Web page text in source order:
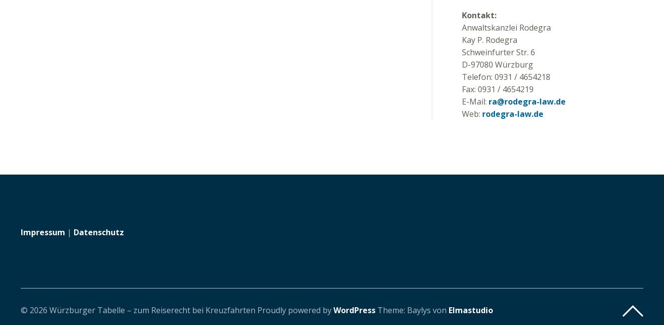
Kontakt:
Anwaltskanzlei Rodegra
Kay P. Rodegra
Schweinfurter Str. 6
D-97080 Würzburg
Telefon: 0931 / 4654218
Fax: 0931 / 4654219
E-Mail: ra@rodegra-law.de
Web: rodegra-law.de
Impressum | Datenschutz
© 2026 Würzburger Tabelle – zum Reiserecht bei Kreuzfahrten Proudly powered byWordPress Theme: Baylys von Elmastudio